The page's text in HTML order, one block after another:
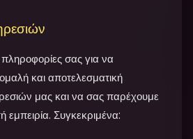
σας για να
και αποτελεσματική
μας και να σας παρέχουμε
εμπειρία. Συγκεκριμένα: